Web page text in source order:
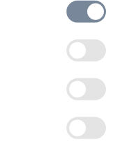
kretslopp och de
och Papper
omsättning
aktien är noterad